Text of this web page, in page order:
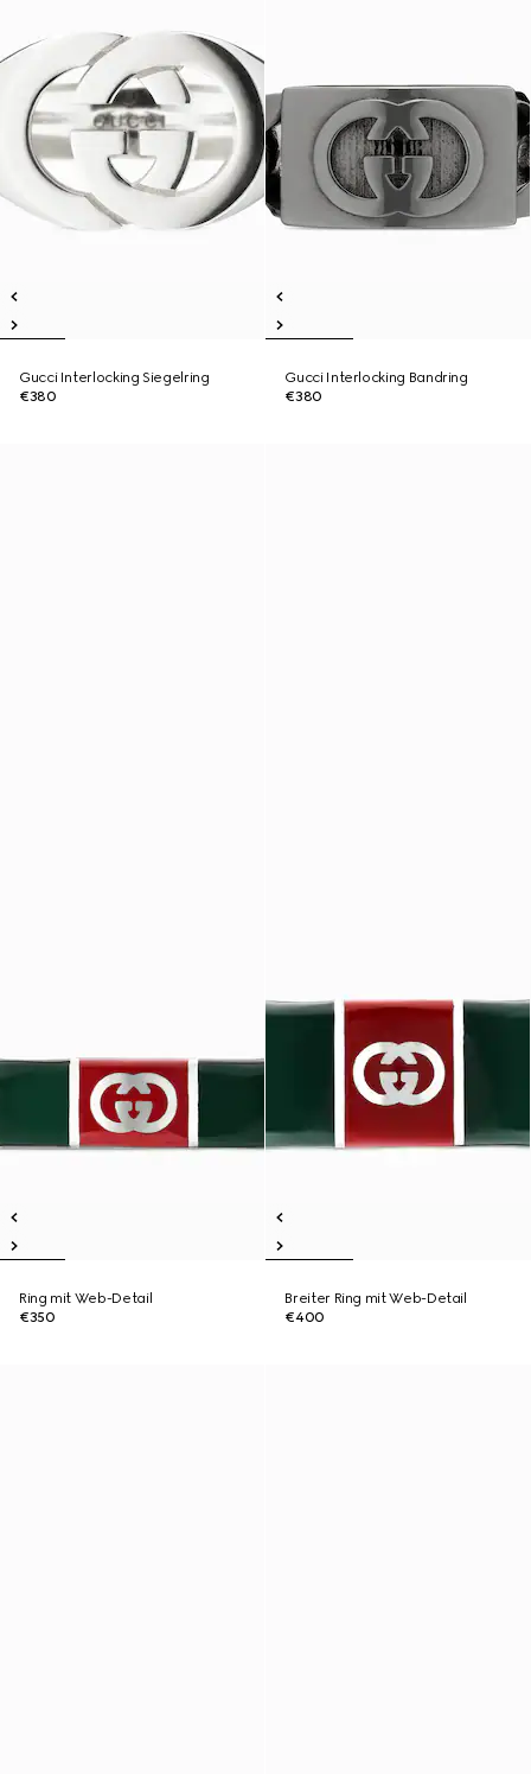
Gucci Interlocking Siegelring
€380
Gucci Interlocking Bandring
€380
Ring mit Web-Detail
€350
Breiter Ring mit Web-Detail
€400